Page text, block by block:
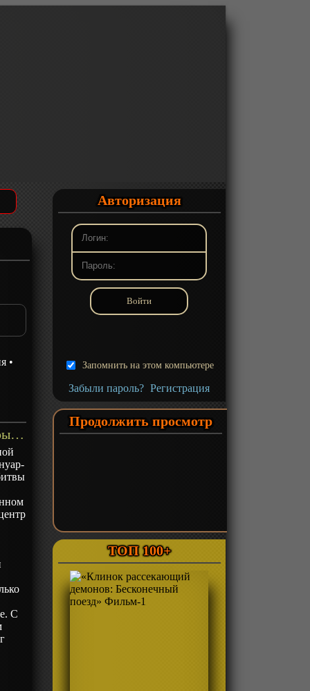
•
«Смертельная игра мёртвой горы» ТВ-1 - описание
С
Авторизация
Запомнить на этом компьютере
Забыли пароль? Регистрация
Продолжить просмотр
ТОП 100+